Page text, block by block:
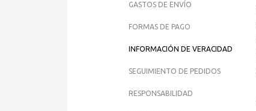
GASTOS DE ENVÍO
FORMAS DE PAGO
INFORMACIÓN DE VERACIDAD
SEGUIMIENTO DE PEDIDOS
RESPONSABILIDAD